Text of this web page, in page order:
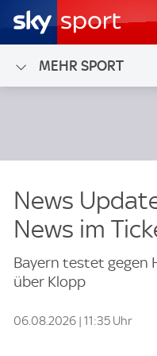
MEHR SPORT
News
News im
Bayern testet gegen
über Klopp
06.08.2026 | 11:35 Uhr